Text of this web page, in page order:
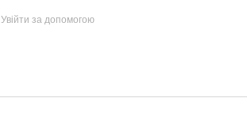
Увійти за допомогою